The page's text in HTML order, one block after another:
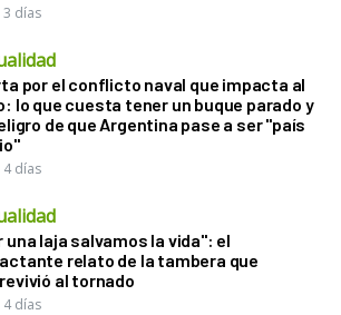
3 días
por el conflicto naval que impacta al
lo que cuesta tener un buque parado y
de que Argentina pase a ser "país
4 días
una laja salvamos la vida": el
relato de la tambera que
al tornado
4 días